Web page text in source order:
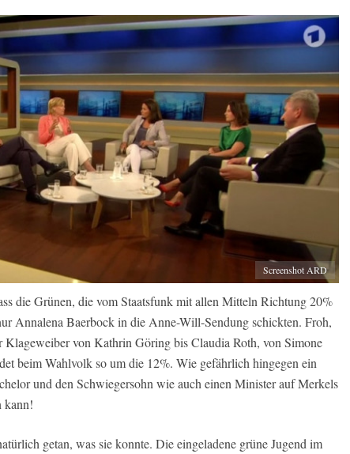
Screenshot ARD
die Grünen, die vom Staatsfunk mit allen Mitteln Richtung 20%
Annalena Baerbock in die Anne-Will-Sendung schickten. Froh,
Klageweiber von Kathrin Göring bis Claudia Roth, von Simone
beim Wahlvolk so um die 12%. Wie gefährlich hingegen ein
und den Schwiegersohn wie auch einen Minister auf Merkels
kann!
getan, was sie konnte. Die eingeladene grüne Jugend im